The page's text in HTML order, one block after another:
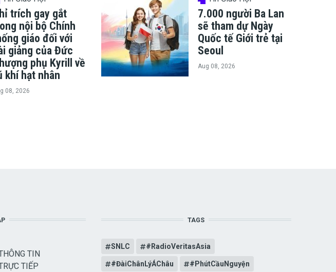
trích gay gắt
nội bộ Chính
giáo đối với
giảng của Đức
phụ Kyrill về
khí hạt nhân
08, 2026
7.000 người Ba Lan
sẽ tham dự Ngày
Quốc tế Giới trẻ tại
Seoul
Aug 08, 2026
TIN
TIẾP
TAGS
SNLC #RadioVeritasAsia
#ĐàiChânLýÁChâu #PhútCầuNguyện